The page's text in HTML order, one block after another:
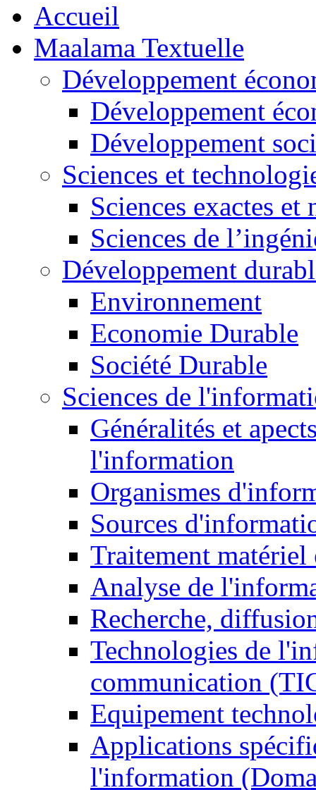
Accueil
Maalama Textuelle
Développement
Développement
Développement
Sciences et
Sciences exactes et
Sciences de
Développement
Environnement
Economie Durable
Société Durable
Sciences de
Généralités et
l'information
Organismes
Sources
Traitement matériel
Analyse de
Recherche,
Technologies de
communication
Equipement
Applications
l'information